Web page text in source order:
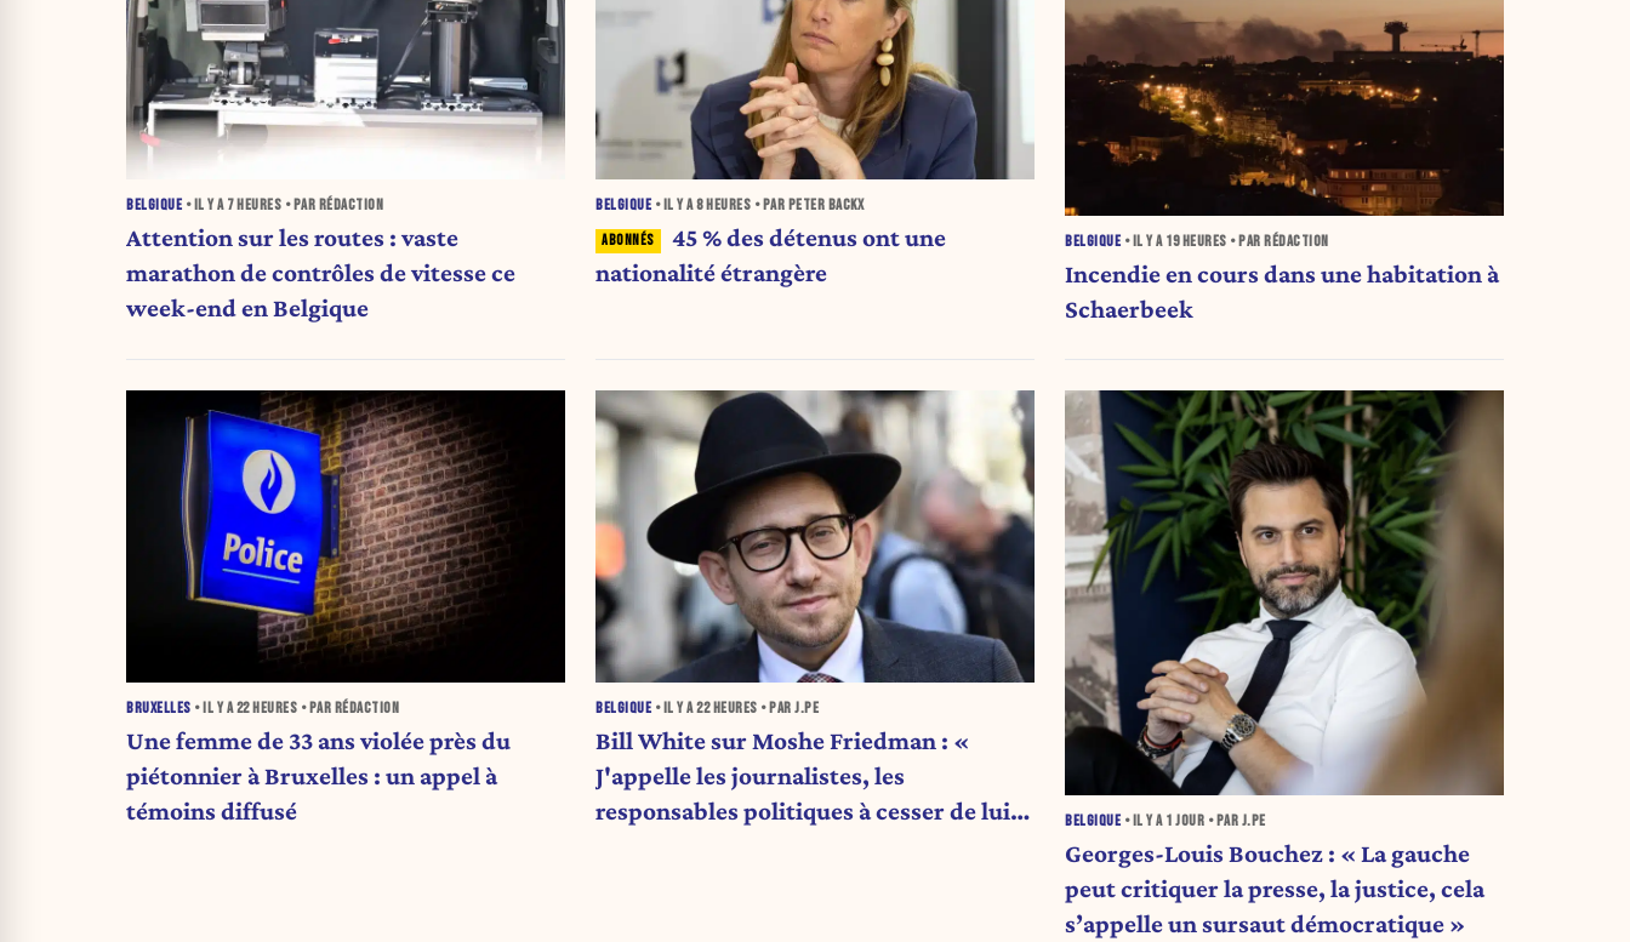
BELGIQUE • IL Y A 7 HEURES • PAR RÉDACTION
Attention sur les routes : vaste
marathon de contrôles de vitesse ce
week-end en Belgique
BELGIQUE • IL Y A8 HEURES • PAR PETER BACKX
45 % des détenus ont une
nationalité étrangère
BELGIQUE • IL Y A 19 HEURES • PAR RÉDACTION
Incendie en cours dans une habitation à
Schaerbeek
BRUXELLES • IL Y A22 HEURES • PAR RÉDACTION
Une femme de 33 ans violée près du
piétonnier à Bruxelles : un appel à
témoins diffusé
BELGIQUE • IL Y A22 HEURES • PAR J.PE
Bill White sur Moshe Friedman : «
J'appelle les journalistes, les
responsables politiques à cesser de lui
BELGIQUE • IL Y A 1 JOUR • PAR J.PE
Georges-Louis Bouchez : « La gauche
peut critiquer la presse, la justice, cela
s’appelle un sursaut démocratique »